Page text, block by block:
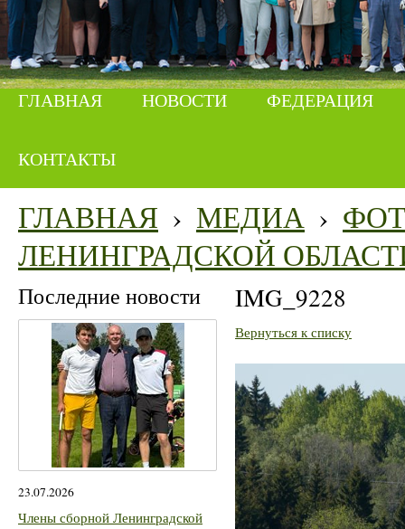
ГЛАВНАЯ НОВОСТИ ФЕДЕРАЦИЯ
КОНТАКТЫ
ГЛАВНАЯ › МЕДИА ›
ЛЕНИНГРАДСКОЙ
Последние новости
23.07.2026
Члены сборной Ленинградской
IMG_9228
Вернуться к списку